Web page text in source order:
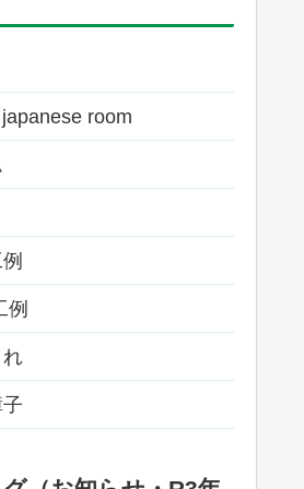
room
例